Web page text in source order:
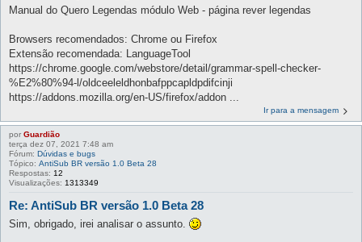
Manual do Quero Legendas módulo Web - página rever legendas
Browsers recomendados: Chrome ou Firefox
Extensão recomendada: LanguageTool
https://chrome.google.com/webstore/detail/grammar-spell-checker-
%E2%80%94-l/oldceeleldhonbafppcapldpdifcinji
https://addons.mozilla.org/en-US/firefox/addon ...
Ir para a mensagem
por Guardião
terça dez 07, 2021 7:48 am
Fórum: Dúvidas e bugs
Tópico: AntiSub BR versão 1.0 Beta 28
Respostas: 12
Visualizações: 1313349
Re: AntiSub BR versão 1.0 Beta 28
Sim, obrigado, irei analisar o assunto.